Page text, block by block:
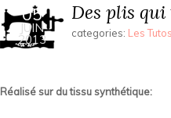
05
JUIN
2013
Des plis
categories: Les
Réalisé sur du tissu synthétique: